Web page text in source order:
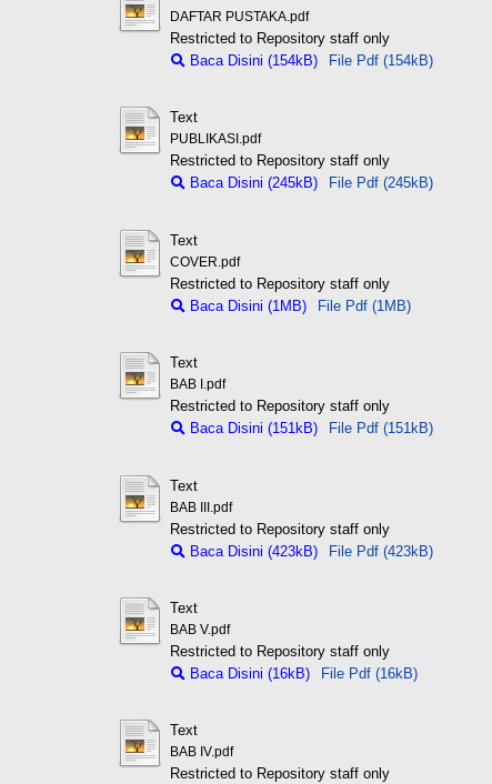
DAFTAR PUSTAKA.pdf
Restricted to Repository staff only
Baca Disini (154kB)
File Pdf (154kB)
Text
PUBLIKASI.pdf
Restricted to Repository staff only
Baca Disini (245kB)
File Pdf (245kB)
Text
COVER.pdf
Restricted to Repository staff only
Baca Disini (1MB)
File Pdf (1MB)
Text
BAB I.pdf
Restricted to Repository staff only
Baca Disini (151kB)
File Pdf (151kB)
Text
BAB III.pdf
Restricted to Repository staff only
Baca Disini (423kB)
File Pdf (423kB)
Text
BAB V.pdf
Restricted to Repository staff only
Baca Disini (16kB)
File Pdf (16kB)
Text
BAB IV.pdf
Restricted to Repository staff only